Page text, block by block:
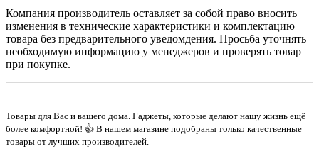
Компания производитель оставляет за собой право вносить
изменения в технические характеристики и комплектацию
товара без предварительного уведомдения. Просьба уточнять
необходимую информацию у менеджеров и проверять товар
при покупке.
Товары для Вас и вашего дома. Гаджеты, которые делают нашу жизнь ещё
более комфортной! 👍 В нашем магазине подобраны только качественные
товары от лучших производителей.